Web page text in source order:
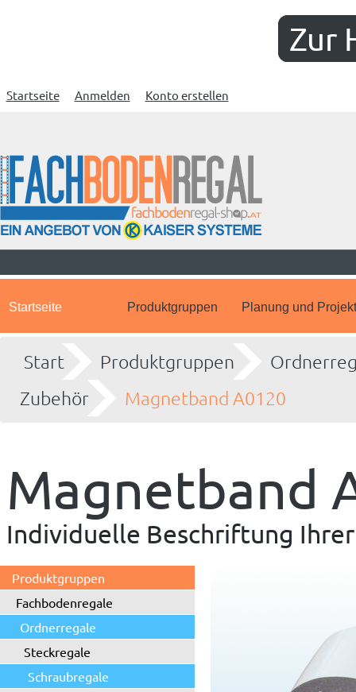
Zur
Startseite Anmelden Konto erstellen
Startseite Produktgruppen Planung und
Start Produktgruppen
Zubehör
Magnetband A0120
Magnetband
Individuelle Beschriftung
Produktgruppen
Fachbodenregale
Ordnerregale
Steckregale
Schraubregale